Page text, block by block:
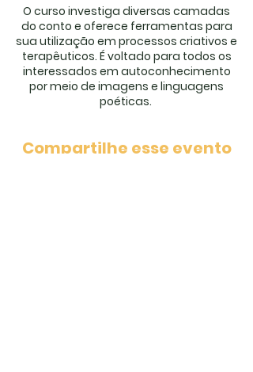
O curso investiga diversas camadas
do conto e oferece ferramentas para
sua utilização em processos criativos e
terapêuticos. É voltado para todos os
interessados em autoconhecimento
por meio de imagens e linguagens
poéticas.
Compartilhe esse evento